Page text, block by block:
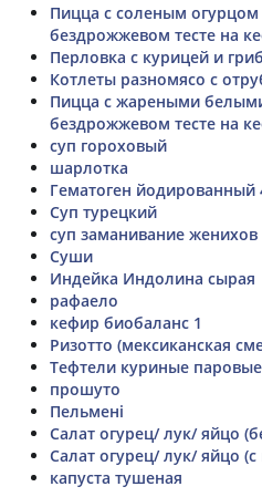
Пицца с соленым огурцом
бездрожжевом тесте на
Перловка с курицей и
Котлеты разномясо с
Пицца с жареными
бездрожжевом тесте на
суп гороховый
шарлотка
Гематоген йодированный
Суп турецкий
суп заманивание женихов
Суши
Индейка Индолина сырая
рафаело
кефир биобаланс 1
Ризотто (мексиканская
Тефтели куриные
прошуто
Пельмені
Салат огурец/ лук/ яйцо
Салат огурец/ лук/ яйцо
капуста тушеная